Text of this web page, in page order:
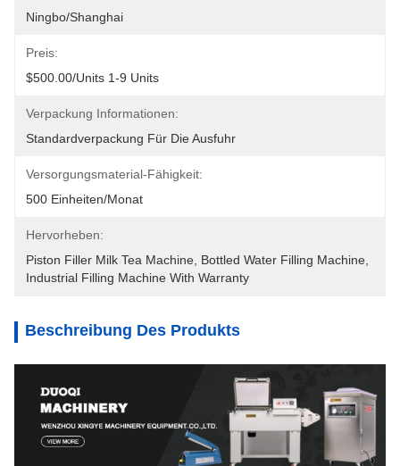
Ningbo/Shanghai
Preis:
$500.00/units 1-9 Units
Verpackung Informationen:
Standardverpackung Für Die Ausfuhr
Versorgungsmaterial-Fähigkeit:
500 Einheiten/Monat
Hervorheben:
Piston Filler Milk Tea Machine Bottled Water Filling Machine
Industrial Filling Machine With Warranty
Beschreibung Des Produkts